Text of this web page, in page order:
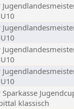
klassisch